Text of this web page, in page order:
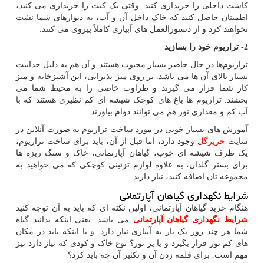
کاشت داخلی را خریداری کنید. وقتی یک کیت را خریداری می کنید،
اطمینان حاصل کنید که خاک داخل آن و آب، به دیوارهای شما نشت
نخواهند کرد و از دستورالعمل های آبیاری کاملاً پیروی می کنند.
2- تراریوم خود را بسازید
تراریوم‌ها در حال حاضر بسیار محبوب هستند و آن هم به دلیل جذابیت
بسیار بالای آن ها می باشد. بر روی میز پذیرایی، اپن آشپزخانه و میز
کار شما قرار می گیرند و طراوت خاصی را به محیط شما می
بخشند. تراریوم ها باغ های کوچک شیشه ای کم نظیری هستند که با
آب کم و مقداری نور هم می توانند دوام بیاورند.
آموزش های بسیار خوبی در مورد ساخت تراریوم‌ به صورت آنلاین در
سایت حریرگل وجود دارد، اما قبل از آن، باید برای ساخت تراریوم،
یک ظرف شیشه ای خوب، گیاهان آپارتمانی، خاک و سنگ ریزه ها
برای بستر گلدان، به علاوه لوازم تزئینی کوچکی که می خواهید به
مجموعه تان اضافه کنید، نیاز دارید.
شرایط نگهداری گیاهان آپارتمانی
هنگام خرید گیاهان آپارتمانی، اولین نکته ای که باید به آن توجه کنید
شرایط نگهداری گیاهان آپارتمانی می باشد. یعنی اینکه بدانید گیاه
شما هر چند روز یک بار به آبیاری نیاز دارد. و یا اینکه باید در مکان
های کم نور قرار بگیرد و یا پر نور؟ نوع خاک و کودی که نیاز دارد نیز
مهم است. برای قلمه زدن آن و تکثیر آن چه باید کرد؟